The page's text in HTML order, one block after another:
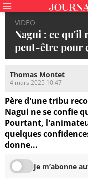
VIDEO
Nagui : ce qu'il
peut-être pour
Thomas Montet
4 mars 2025 10:47
Père d'une tribu
Nagui ne se confie
Pourtant,
quelques
donne...
Je m’abonne